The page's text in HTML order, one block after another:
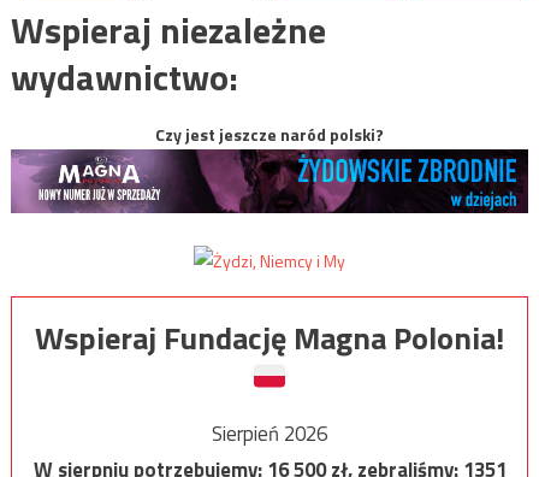
Wspieraj niezależne
wydawnictwo:
Czy jest jeszcze naród polski?
Wspieraj Fundację Magna Polonia!
Sierpień 2026
W sierpniu potrzebujemy:16 500zł, zebraliśmy:1351